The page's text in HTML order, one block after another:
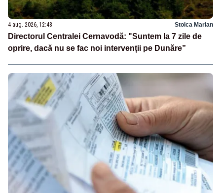
4 aug. 2026, 12:48 Stoica Marian
Directorul Centralei Cernavodă: "Suntem la 7 zile de
oprire, dacă nu se fac noi intervenții pe Dunăre”